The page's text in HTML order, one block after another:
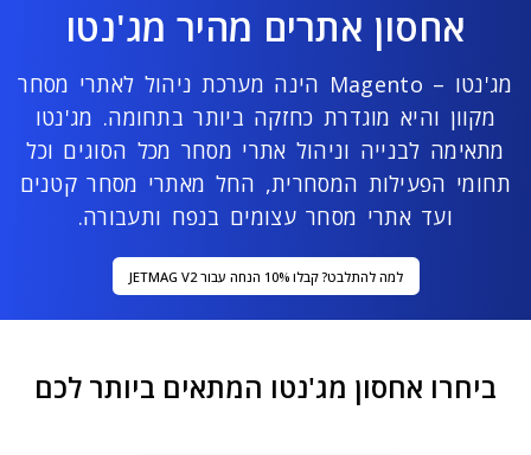
אחסון אתרים מהיר מג'נטו
מג'נטו – Magento הינה מערכת ניהול לאתרי מסחר
מקוון והיא מוגדרת כחזקה ביותר בתחומה. מג'נטו
מתאימה לבנייה וניהול אתרי מסחר מכל הסוגים וכל
תחומי הפעילות המסחרית, החל מאתרי מסחר קטנים
ועד אתרי מסחר עצומים בנפח ותעבורה.
למה להתלבט? קבלו 10% הנחה עבור JETMAG V2
ביחרו אחסון מג'נטו המתאים ביותר לכם